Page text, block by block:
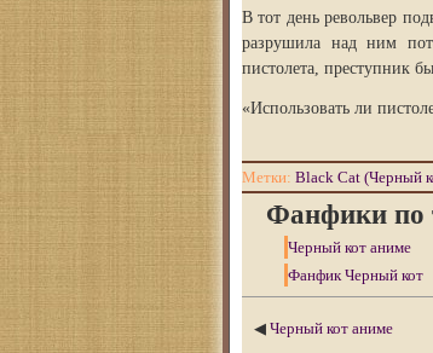
В тот день револьвер
разрушила над ним
пистолета, преступник
«Использовать ли
Метки: Black Cat (Черный
Фанфики по
Черный кот аниме
Фанфик Черный кот
◀ Черный кот аниме